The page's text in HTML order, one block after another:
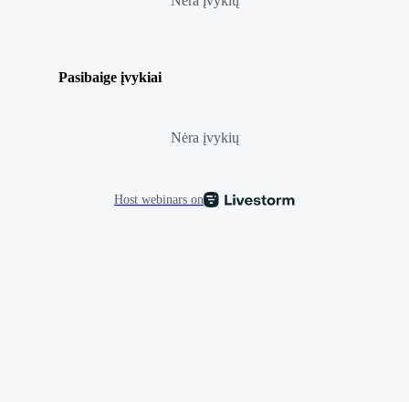
Pasibaige įvykiai
Nėra įvykių
Host webinars on